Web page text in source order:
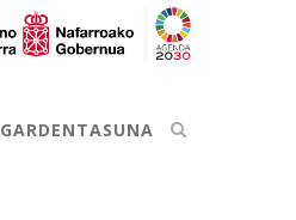
GARDENTASUNA